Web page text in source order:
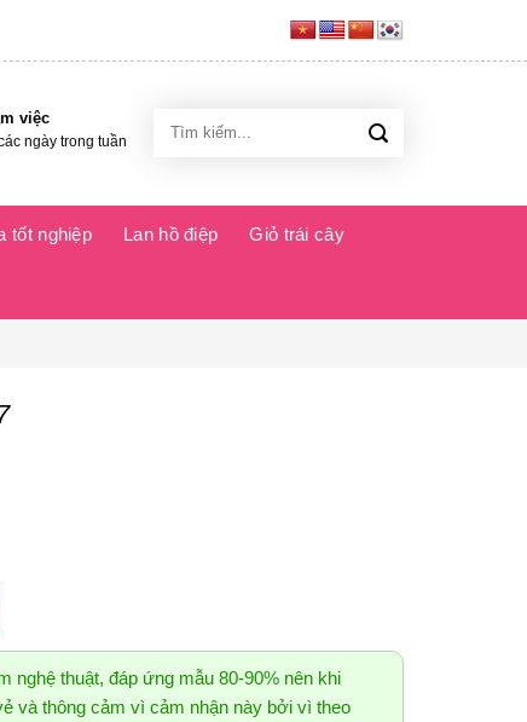
việc
ngày trong tuần
kiếm:
tốt nghiệp Lan hồ điệp Giỏ trái cây
nghệ thuật, đáp ứng mẫu 80-90% nên khi
và thông cảm vì cảm nhận này bởi vì theo